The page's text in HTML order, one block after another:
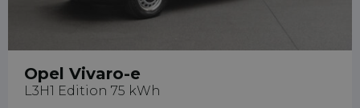
Opel Vivaro-e
L3H1 Edition 75 kWh